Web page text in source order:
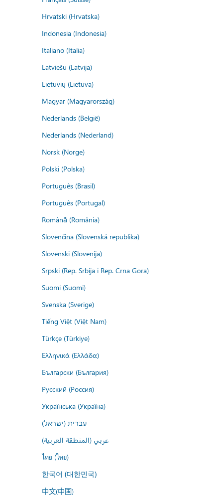
Hrvatski (Hrvatska)
Indonesia (Indonesia)
Italiano (Italia)
Latviešu (Latvija)
Lietuvių (Lietuva)
Magyar (Magyarország)
Nederlands (België)
Nederlands (Nederland)
Norsk (Norge)
Polski (Polska)
Português (Brasil)
Português (Portugal)
Română (România)
Slovenčina (Slovenská republika)
Slovenski (Slovenija)
Srpski (Rep. Srbija i Rep. Crna Gora)
Suomi (Suomi)
Svenska (Sverige)
Tiếng Việt (Việt Nam)
Türkçe (Türkiye)
Ελληνικά (Ελλάδα)
Български (България)
Русский (Россия)
Українська (Україна)
עברית (ישראל)
عربي (المنطقة العربية)
ไทย (ไทย)
한국어 (대한민국)
中文(中国)